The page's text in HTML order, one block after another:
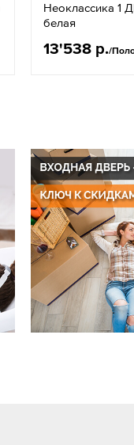
Неоклассика 1
белая
13'538 р./